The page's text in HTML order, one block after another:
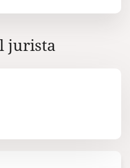
jurista